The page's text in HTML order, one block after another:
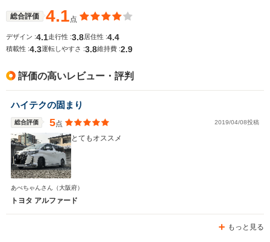
総合評価 4.1点
デザイン :4.1走行性 :3.8居住性 :4.4
積載性 :4.3運転しやすさ :3.8維持費 :2.9
評価の高いレビュー・評判
ハイテクの固まり
総合評価 5点 2019/04/08投稿
とてもオススメ
あべちゃんさん （大阪府）
トヨタ アルファード
もっと見る